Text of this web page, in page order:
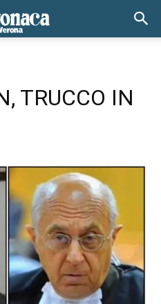
TRUCCO IN